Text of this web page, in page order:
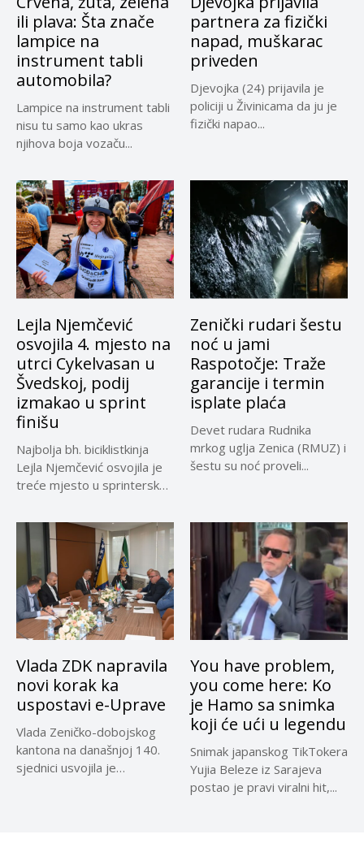
ili plava: Šta znače
lampice na
instrument tabli
automobila?
Lampice na instrument tabli
nisu tu samo kao ukras
njihova boja vozaču...
partnera za fizički
napad, muškarac
priveden
Djevojka (24) prijavila je
policiji u Živinicama da ju je
fizički napao...
Lejla Njemčević
osvojila 4. mjesto na
utrci Cykelvasan u
Švedskoj, podij
izmakao u sprint
finišu
Najbolja bh. biciklistkinja
Lejla Njemčević osvojila je
treće mjesto u sprinterskoj
Zenički rudari šestu
noć u jami
Raspotočje: Traže
garancije i termin
isplate plaća
Devet rudara Rudnika
mrkog uglja Zenica (RMUZ) i
šestu su noć proveli...
Vlada ZDK napravila
novi korak ka
uspostavi e-Uprave
Vlada Zeničko-dobojskog
kantona na današnjoj 140.
sjednici usvojila je
You have problem,
you come here: Ko
je Hamo sa snimka
koji će ući u legendu
Snimak japanskog TikTokera
Yujia Beleze iz Sarajeva
postao je pravi viralni hit,...